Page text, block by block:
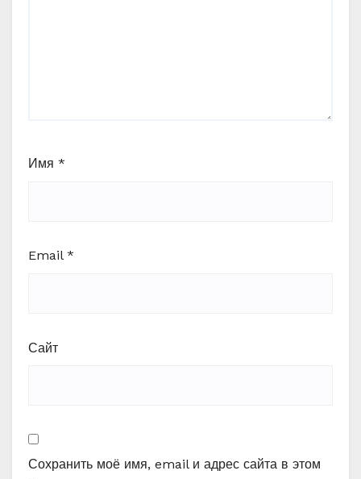
Имя *
Email *
Сайт
Сохранить моё имя, email и адрес сайта в этом